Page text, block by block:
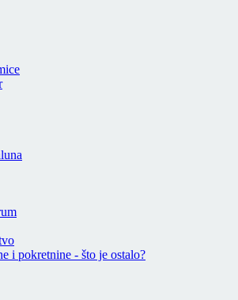
i pokretnine - što je ostalo?